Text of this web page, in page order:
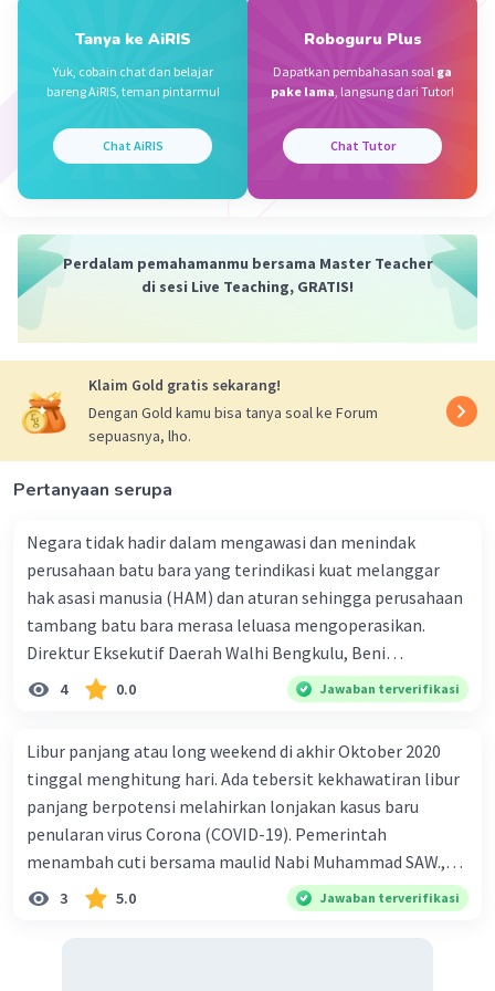
Tanya ke AiRIS
Yuk, cobain chat dan belajar
bareng AiRIS, teman pintarmu!
Chat AiRIS
Roboguru Plus
Dapatkan pembahasan soal ga
pake lama, langsung dari Tutor!
Chat Tutor
Perdalam pemahamanmu bersama Master Teacher
di sesi Live Teaching, GRATIS!
Klaim Gold gratis sekarang!
Dengan Gold kamu bisa tanya soal ke Forum
sepuasnya, lho.
Pertanyaan serupa
Negara tidak hadir dalam mengawasi dan menindak
perusahaan batu bara yang terindikasi kuat melanggar
hak asasi manusia (HAM) dan aturan sehingga perusahaan
tambang batu bara merasa leluasa mengoperasikan.
Direktur Eksekutif Daerah Walhi Bengkulu, Beni
Ardiansyah mengemukakan hal tersebut kepada
Mongabay Indonesia. "Kami (Walhi Bengkulu) akan
melalui jalur hukum. lni sangat perlu dilakukan. Tidak
terlihat itikad pemerintah daerah untuk menghormati,
melindungi termasuk memulihkan hak asasi manusia,
khususnya hak atas lingkungan hidup, dan menegakkan
aturan terhadap kejahatan lingkungan hidup," kata Bi:mi,
Senin (8/05/2017). Kerusakan lingkungan hidup akibat
4 0.0 Jawaban terverifikasi
Libur panjang atau long weekend di akhir Oktober 2020
tinggal menghitung hari. Ada tebersit kekhawatiran libur
panjang berpotensi melahirkan lonjakan kasus baru
penularan virus Corona (COVID-19). Pemerintah
menambah cuti bersama maulid Nabi Muhammad SAW.,
yangjatuh pada tanggal29 Oktober, sehingga total libur
menjadi 3 hari, yaitu 28, 29, dan 30 Oktobe! 2020. Dengan
3 5.0 Jawaban terverifikasi